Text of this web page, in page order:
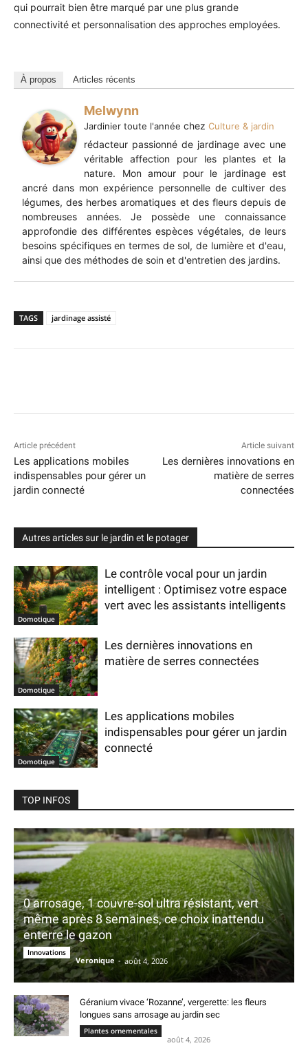
qui pourrait bien être marqué par une plus grande
connectivité et personnalisation des approches employées.
À propos Articles récents
Melwynn
Jardinier toute l'année chez Culture & jardin
rédacteur passionné de jardinage avec une
véritable affection pour les plantes et la
nature. Mon amour pour le jardinage est
ancré dans mon expérience personnelle de cultiver des
légumes, des herbes aromatiques et des fleurs depuis de
nombreuses années. Je possède une connaissance
approfondie des différentes espèces végétales, de leurs
besoins spécifiques en termes de sol, de lumière et d'eau,
ainsi que des méthodes de soin et d'entretien des jardins.
TAGS jardinage assisté
Article précédent
Les applications mobiles
indispensables pour gérer un
jardin connecté
Article suivant
Les dernières innovations en
matière de serres
connectées
Autres articles sur le jardin et le potager
Domotique
Le contrôle vocal pour un jardin
intelligent : Optimisez votre espace
vert avec les assistants intelligents
Domotique
Les dernières innovations en
matière de serres connectées
Domotique
Les applications mobiles
indispensables pour gérer un jardin
connecté
TOP INFOS
0 arrosage, 1 couvre-sol ultra résistant, vert
même après 8 semaines, ce choix inattendu
enterre le gazon
Innovations
Veronique - août 4, 2026
Géranium vivace ‘Rozanne’, vergerette: les fleurs
longues sans arrosage au jardin sec
Plantes ornementales
août 4, 2026